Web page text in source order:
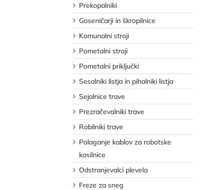
Prekopalniki
Goseničarji in škropilnice
Komunalni stroji
Pometalni stroji
Pometalni priključki
Sesalniki listja in pihalniki listja
Sejalnice trave
Prezračevalniki trave
Robilniki trave
Polaganje kablov za robotske
kosilnice
Odstranjevalci plevela
Freze za sneg